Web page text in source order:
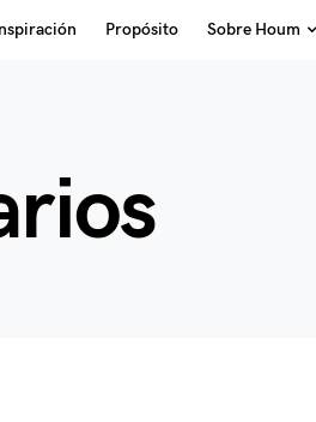
Propósito Sobre Houm